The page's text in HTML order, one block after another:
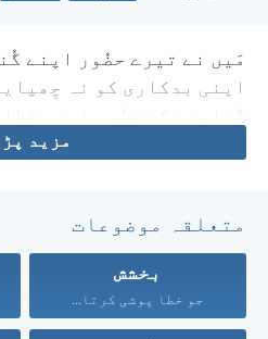
مَیں نے تیرے حضُور اپنے
اپنی بدکاری کو نہ
اور تُو نے میرے گُناہ کی
مزید
متعلقہ موضوعات
بخشش
جو خطا پوشی کرتا...